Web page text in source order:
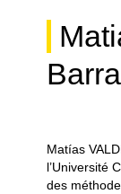
Recherches
Appels à
Matías
l’Université
des